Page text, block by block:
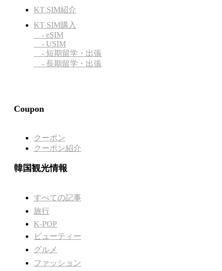
KT SIM紹介
KT SIM購入
- eSIM
- USIM
- 短期留学・出張
- 長期留学・出張
Coupon
クーポン
クーポン紹介
韓国観光情報
すべての記事
旅行
K-POP
ビューティー
グルメ
ファッション